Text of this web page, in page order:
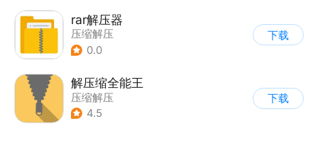
rar解压器
压缩解压
0.0
下载
解压缩全能王
压缩解压
4.5
下载